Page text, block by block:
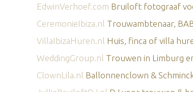
EdwinVerhoef.com Bruiloft fotograaf
CeremonieIbiza.nl Trouwambtenaar,
VillaIbizaHuren.nl Huis, finca of villa
WeddingGroup.nl Trouwen in Limburg
ClownLila.nl Ballonnenclown &